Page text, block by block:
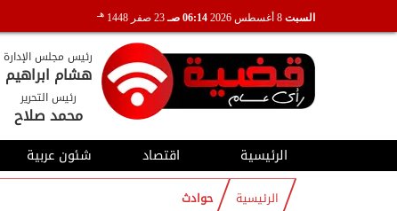
السبت 06:14 صـ 23 صفر 1448 هـ
رئيس مجلس الإدارة
هشام ابراهيم
رئيس التحرير
محمد صلاح
الرئيسية اقتصاد شئون عربية
الرئيسية حوادث